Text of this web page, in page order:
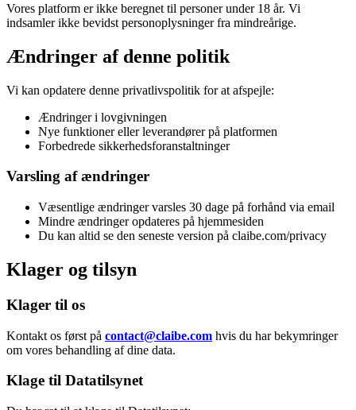
Vores platform er ikke beregnet til personer under 18 år. Vi
indsamler ikke bevidst personoplysninger fra mindreårige.
Ændringer af denne politik
Vi kan opdatere denne privatlivspolitik for at afspejle:
Ændringer i lovgivningen
Nye funktioner eller leverandører på platformen
Forbedrede sikkerhedsforanstaltninger
Varsling af ændringer
Væsentlige ændringer varsles 30 dage på forhånd via email
Mindre ændringer opdateres på hjemmesiden
Du kan altid se den seneste version på claibe.com/privacy
Klager og tilsyn
Klager til os
Kontakt os først på contact@claibe.com hvis du har bekymringer
om vores behandling af dine data.
Klage til Datatilsynet